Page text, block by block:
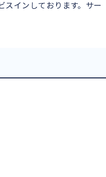
インしております。サー